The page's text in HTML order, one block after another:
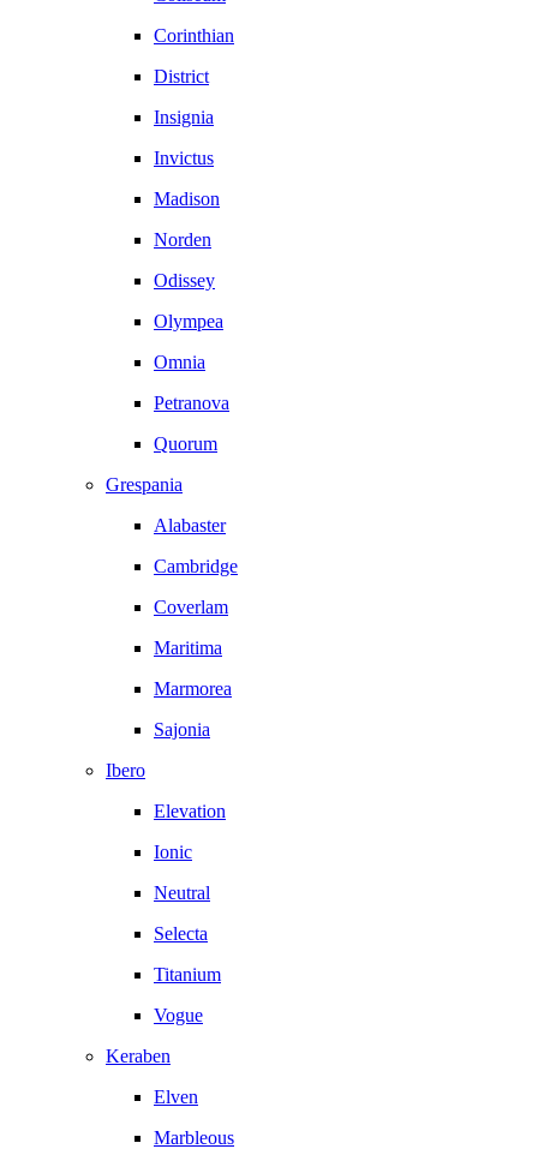
Corinthian
District
Insignia
Invictus
Madison
Norden
Odissey
Olympea
Omnia
Petranova
Quorum
Grespania
Alabaster
Cambridge
Coverlam
Maritima
Marmorea
Sajonia
Ibero
Elevation
Ionic
Neutral
Selecta
Titanium
Vogue
Keraben
Elven
Marbleous